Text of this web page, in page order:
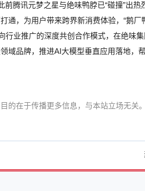
腾讯元梦之星与绝味鸭脖已“碰撞”出
通，为用户带来跨界新消费体验，“鹅厂
行业推广的深度共创合作模式，在绝味
域品牌，推进AI大模型垂直应用落地，
的在于传播更多信息，与本站立场无关